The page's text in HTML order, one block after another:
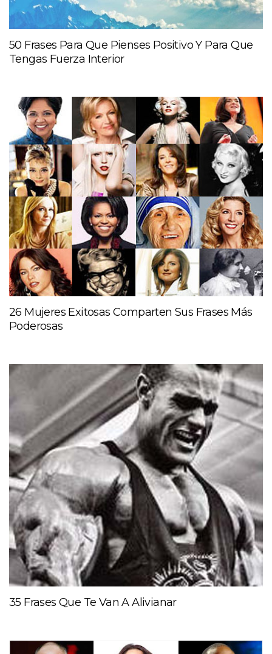
50 Frases Para Que Pienses Positivo Y Para Que
Tengas Fuerza Interior
26 Mujeres Exitosas Comparten Sus Frases Más
Poderosas
35 Frases Que Te Van A Alivianar